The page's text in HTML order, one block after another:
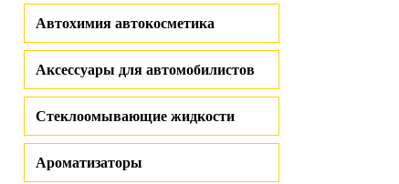
Автохимия автокосметика
Аксессуары для автомобилистов
Стеклоомывающие жидкости
Ароматизаторы